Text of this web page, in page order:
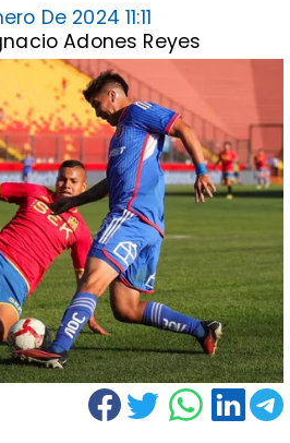
De 2024 11:11
Adones Reyes